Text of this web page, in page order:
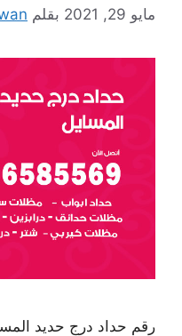
مايو 29, 2021 بقلم
رقم حداد درج حديد